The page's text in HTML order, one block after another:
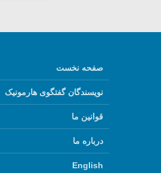
صفحه نخست
نویسندگان گفتگوی هارمونیک
قوانین ما
درباره ما
English